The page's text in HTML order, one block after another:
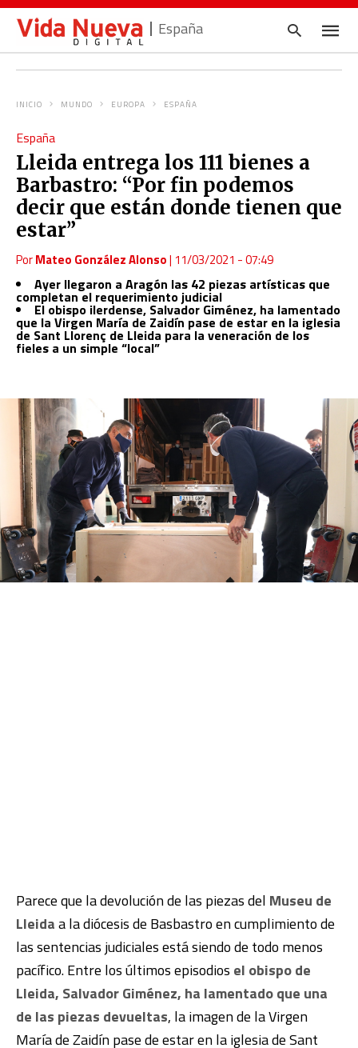
España
INICIO MUNDO EUROPA ESPAÑA
España
Lleida entrega los 111 bienes a
Barbastro: “Por fin podemos
decir que están donde tienen que
estar”
PorMateo González Alonso| 11/03/2021 - 07:49
Ayer llegaron a Aragón las 42 piezas artísticas que
completan el requerimiento judicial
El obispo ilerdense, Salvador Giménez, ha lamentado
que la Virgen María de Zaidín pase de estar en la iglesia
de Sant Llorenç de Lleida para la veneración de los
fieles a un simple “local”
Parece que la devolución de las piezas del Museu de
Lleidaa la diócesis de Basbastro en cumplimiento de
las sentencias judiciales está siendo de todo menos
pacífico. Entre los últimos episodios el obispo de
Lleida, Salvador Giménez, ha lamentado que una
de las piezas devueltas, la imagen de la Virgen
María de Zaidín pase de estar en la iglesia de Sant